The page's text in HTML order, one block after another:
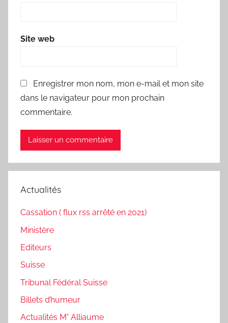
Site web
Enregistrer mon nom, mon e-mail et mon site
dans le navigateur pour mon prochain
commentaire.
Actualités
Cassation ( flux rss arrêté en 2021)
Ministère
Editeurs
Suisse
Tribunal Fédéral Suisse
Billets d’humeur
Actualités M° Alliaume